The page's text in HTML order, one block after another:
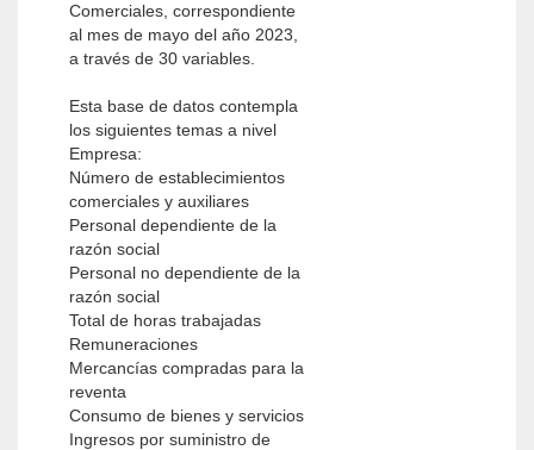
Comerciales, correspondiente
al mes de mayo del año 2023,
a través de 30 variables.
Esta base de datos contempla
los siguientes temas a nivel
Empresa:
Número de establecimientos
comerciales y auxiliares
Personal dependiente de la
razón social
Personal no dependiente de la
razón social
Total de horas trabajadas
Remuneraciones
Mercancías compradas para la
reventa
Consumo de bienes y servicios
Ingresos por suministro de